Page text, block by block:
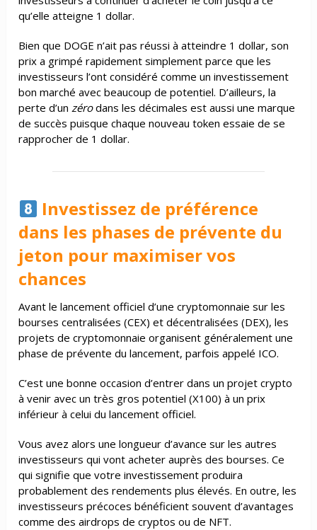
qu’elle atteigne 1 dollar.
Bien que DOGE n’ait pas réussi à atteindre 1 dollar, son
prix a grimpé rapidement simplement parce que les
investisseurs l’ont considéré comme un investissement
bon marché avec beaucoup de potentiel. D’ailleurs, la
perte d’unzérodans les décimales est aussi une marque
de succès puisque chaque nouveau token essaie de se
rapprocher de 1 dollar.
Investissez de préférence
dans les phases de prévente du
jeton pour maximiser vos
chances
Avant le lancement officiel d’une cryptomonnaie sur les
bourses centralisées (CEX) et décentralisées (DEX), les
projets de cryptomonnaie organisent généralement une
phase de prévente du lancement, parfois appelé ICO.
C’est une bonne occasion d’entrer dans un projet crypto
à venir avec un très gros potentiel (X100) à un prix
inférieur à celui du lancement officiel.
Vous avez alors une longueur d’avance sur les autres
investisseurs qui vont acheter auprès des bourses. Ce
qui signifie que votre investissement produira
probablement des rendements plus élevés. En outre, les
investisseurs précoces bénéficient souvent d’avantages
comme des airdrops de cryptos ou de NFT.